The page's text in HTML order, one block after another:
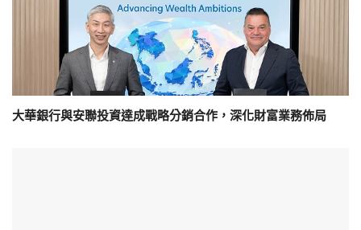
大華銀行與安聯投資達成戰略分銷合作，深化財富業務佈局